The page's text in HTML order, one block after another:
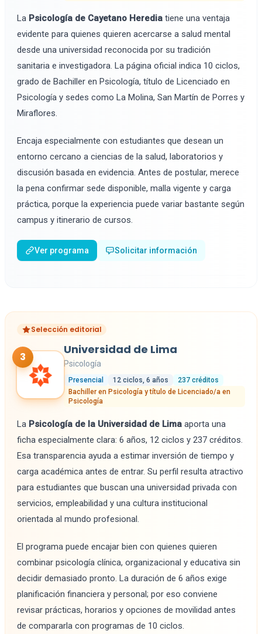
La Psicología de Cayetano Heredia tiene una ventaja
evidente para quienes quieren acercarse a salud mental
desde una universidad reconocida por su tradición
sanitaria e investigadora. La página oficial indica 10 ciclos,
grado de Bachiller en Psicología, título de Licenciado en
Psicología y sedes como La Molina, San Martín de Porres y
Miraflores.
Encaja especialmente con estudiantes que desean un
entorno cercano a ciencias de la salud, laboratorios y
discusión basada en evidencia. Antes de postular, merece
la pena confirmar sede disponible, malla vigente y carga
práctica, porque la experiencia puede variar bastante según
campus y itinerario de cursos.
Ver programa Solicitar información
Selección editorial
3
Universidad de Lima
Psicología
Presencial 12 ciclos, 6 años
237 créditos
Bachiller en Psicología y título de Licenciado/a en
Psicología
La Psicología de la Universidad de Lima aporta una
ficha especialmente clara: 6 años, 12 ciclos y 237 créditos.
Esa transparencia ayuda a estimar inversión de tiempo y
carga académica antes de entrar. Su perfil resulta atractivo
para estudiantes que buscan una universidad privada con
servicios, empleabilidad y una cultura institucional
orientada al mundo profesional.
El programa puede encajar bien con quienes quieren
combinar psicología clínica, organizacional y educativa sin
decidir demasiado pronto. La duración de 6 años exige
planificación financiera y personal; por eso conviene
revisar prácticas, horarios y opciones de movilidad antes
de compararla con programas de 10 ciclos.